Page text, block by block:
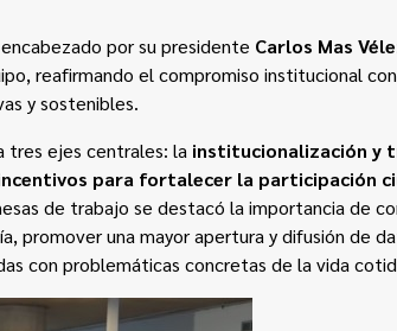
por su presidente Carlos Mas
reafirmando el compromiso institucional
y sostenibles.
tres ejes centrales: la institucionalización y
para fortalecer la participación
de trabajo se destacó la importancia de
promover una mayor apertura y difusión de
con problemáticas concretas de la vida